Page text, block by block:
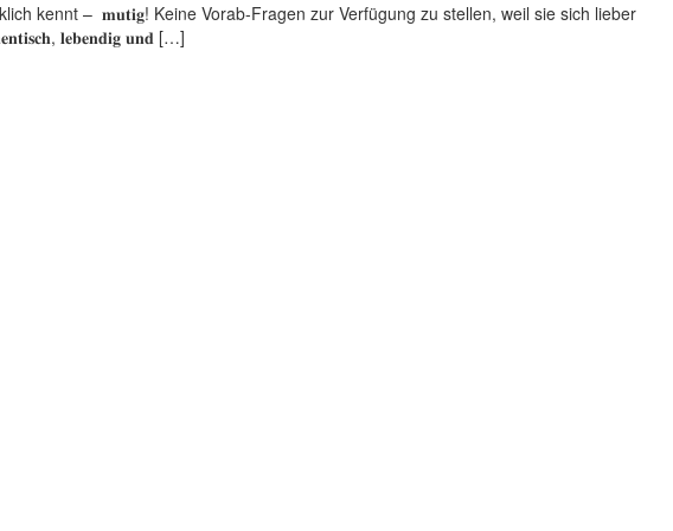
kennt – 𝐦𝐮𝐭𝐢𝐠! Keine Vorab-Fragen zur Verfügung zu stellen, weil sie sich lieber
𝐥𝐞𝐛𝐞𝐧𝐝𝐢𝐠 𝐮𝐧𝐝 […]